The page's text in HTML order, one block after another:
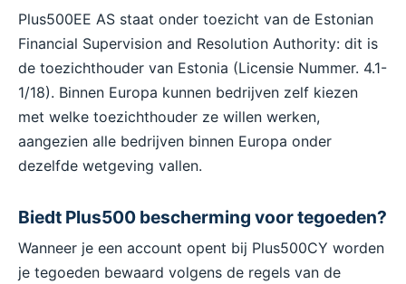
Plus500EE AS staat onder toezicht van de Estonian
Financial Supervision and Resolution Authority: dit is
de toezichthouder van Estonia (Licensie Nummer. 4.1-
1/18). Binnen Europa kunnen bedrijven zelf kiezen
met welke toezichthouder ze willen werken,
aangezien alle bedrijven binnen Europa onder
dezelfde wetgeving vallen.
Biedt Plus500 bescherming voor tegoeden?
Wanneer je een account opent bij Plus500CY worden
je tegoeden bewaard volgens de regels van de